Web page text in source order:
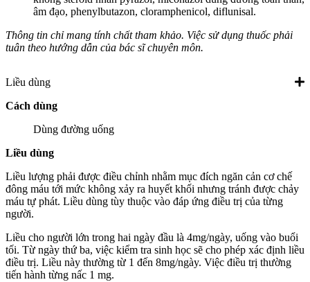
âm đạo, phenylbutazon, cloramphenicol, diflunisal.
Thông tin chỉ mang tính chất tham khảo. Việc sử dụng thuốc phải
tuân theo hướng dẫn của bác sĩ chuyên môn.
Liều dùng
Cách dùng
Dùng đường uống
Liều dùng
Liều lượng phải được điều chỉnh nhằm mục đích ngăn cản cơ chế
đông máu tới mức không xảy ra huyết khối nhưng tránh được chảy
máu tự phát. Liều dùng tùy thuộc vào đáp ứng điều trị của từng
người.
Liều cho người lớn trong hai ngày đầu là 4mg/ngày, uống vào buổi
tối. Từ ngày thứ ba, việc kiểm tra sinh học sẽ cho phép xác định liều
điều trị. Liều này thường từ 1 đến 8mg/ngày. Việc điều trị thường
tiến hành từng nấc 1 mg.